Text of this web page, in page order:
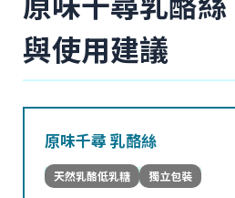
與使用建議
原味千尋 乳酪絲
天然乳酪低乳糖 獨立包裝